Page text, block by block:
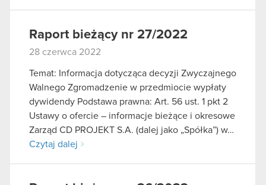
Raport bieżący nr 27/2022
28 czerwca 2022
Temat: Informacja dotycząca decyzji Zwyczajnego
Walnego Zgromadzenie w przedmiocie wypłaty
dywidendy Podstawa prawna: Art. 56 ust. 1 pkt 2
Ustawy o ofercie – informacje bieżące i okresowe
Zarząd CD PROJEKT S.A. (dalej jako „Spółka”) w…
Czytaj dalej